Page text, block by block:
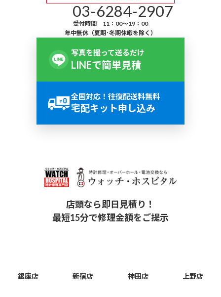
03-6284-2907
受付時間 11：00～19：00
年中無休（夏期･冬期休暇を除く）
写真を撮って送るだけ
LINEで簡単見積
全国対応！往復配送料無料
宅配キット申し込み
店頭なら即日見積り！
最短15分で修理金額をご提示
銀座店 新宿店 神田店 上野店